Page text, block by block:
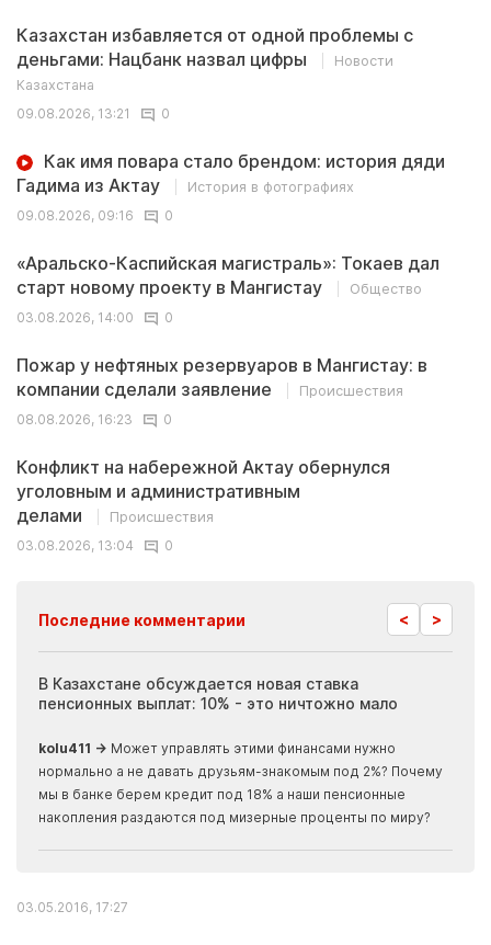
Казахстан избавляется от одной проблемы с
деньгами: Нацбанк назвал цифры
Новости
Казахстана
09.08.2026, 13:21
0
Как имя повара стало брендом: история дяди
Гадима из Актау
История в фотографиях
09.08.2026, 09:16
0
«Аральско-Каспийская магистраль»: Токаев дал
старт новому проекту в Мангистау
Общество
03.08.2026, 14:00
0
Пожар у нефтяных резервуаров в Мангистау: в
компании сделали заявление
Происшествия
08.08.2026, 16:23
0
Конфликт на набережной Актау обернулся
уголовным и административным
делами
Происшествия
03.08.2026, 13:04
0
Последние комментарии < >
В Казахстане обсуждается новая ставка
пенсионных выплат: 10% - это ничтожно мало
kolu411 → Может управлять этими финансами нужно
нормально а не давать друзьям-знакомым под 2%? Почему
мы в банке берем кредит под 18% а наши пенсионные
накопления раздаются под мизерные проценты по миру?
03.05.2016, 17:27